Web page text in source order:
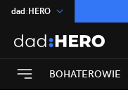
dad:HERO
:Temat
INN:Poland
ASZ:dziennikBOHATEROWIE